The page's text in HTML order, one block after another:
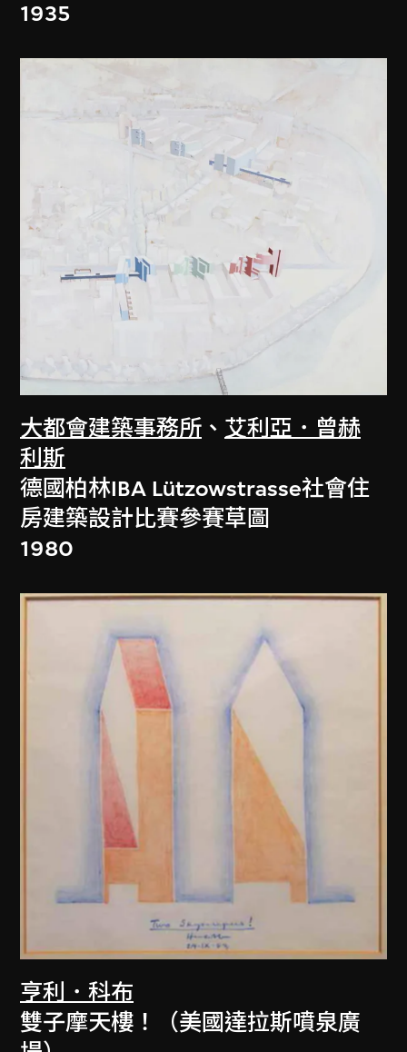
1935
大都會建築事務所 、 艾利亞．曾赫
利斯
德國柏林IBA Lützowstrasse社會住
房建築設計比賽參賽草圖
1980
亨利．科布
雙子摩天樓！（美國達拉斯噴泉廣